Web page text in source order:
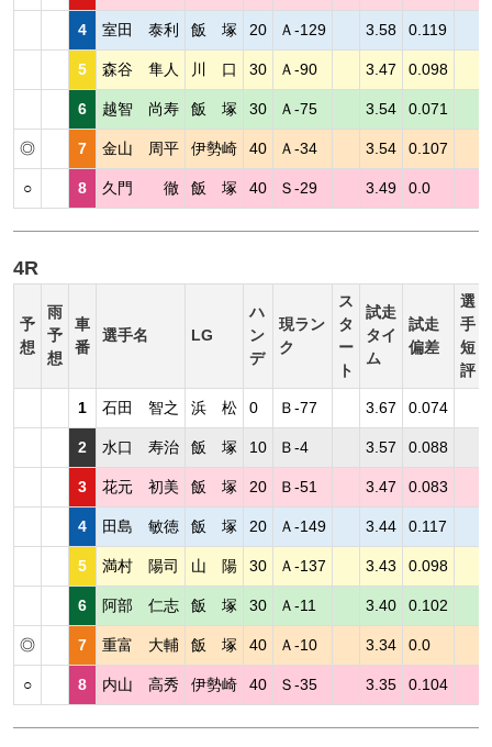
4 室田 泰利 飯 塚 20 Ａ-129 3.58 0.119
5 森谷 隼人 川 口 30 Ａ-90 3.47 0.098
6 越智 尚寿 飯 塚 30 Ａ-75 3.54 0.071
◎ 7 金山 周平 伊勢崎 40 Ａ-34 3.54 0.107
○ 8 久門 徹 飯 塚 40 Ｓ-29 3.49 0.0
4R
予
想
雨
予
想
車
番
選手名 LG
ハ
ン
デ
現ラン
ク
ス
タ
ー
ト
試走
タイ
ム
試走
偏差
選
手
短
評
1 石田 智之 浜 松 0 Ｂ-77 3.67 0.074
2 水口 寿治 飯 塚 10 Ｂ-4 3.57 0.088
3 花元 初美 飯 塚 20 Ｂ-51 3.47 0.083
4 田島 敏徳 飯 塚 20 Ａ-149 3.44 0.117
5 満村 陽司 山 陽 30 Ａ-137 3.43 0.098
6 阿部 仁志 飯 塚 30 Ａ-11 3.40 0.102
◎ 7 重富 大輔 飯 塚 40 Ａ-10 3.34 0.0
○ 8 内山 高秀 伊勢崎 40 Ｓ-35 3.35 0.104